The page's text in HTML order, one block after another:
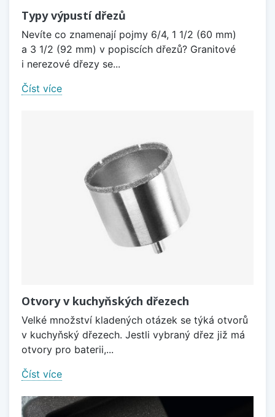
Typy výpustí dřezů
Nevíte co znamenají pojmy 6/4, 1 1/2 (60 mm)
a 3 1/2 (92 mm) v popiscích dřezů? Granitové
i nerezové dřezy se...
Číst více
Otvory v kuchyňských dřezech
Velké množství kladených otázek se týká otvorů
v kuchyňský dřezech. Jestli vybraný dřez již má
otvory pro baterii,...
Číst více